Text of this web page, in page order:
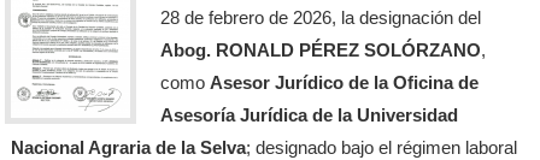
28 de febrero de 2026, la designación del
Abog. RONALD PÉREZ SOLÓRZANO,
comoAsesor Jurídico de la Oficina de
Asesoría Jurídica de la Universidad
Nacional Agraria de la Selva; designado bajo el régimen laboral